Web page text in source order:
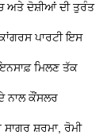
ਅਤੇ ਦੋਸ਼ੀਆਂ ਦੀ ਤੁਰੰਤ
ਪਾਰਟੀ ਇਸ
ਮਿਲਣ ਤੱਕ
ਨਾਲ ਕੌਂਸਲਰ
ਸਾਗਰ ਸ਼ਰਮਾ, ਰੋਮੀ